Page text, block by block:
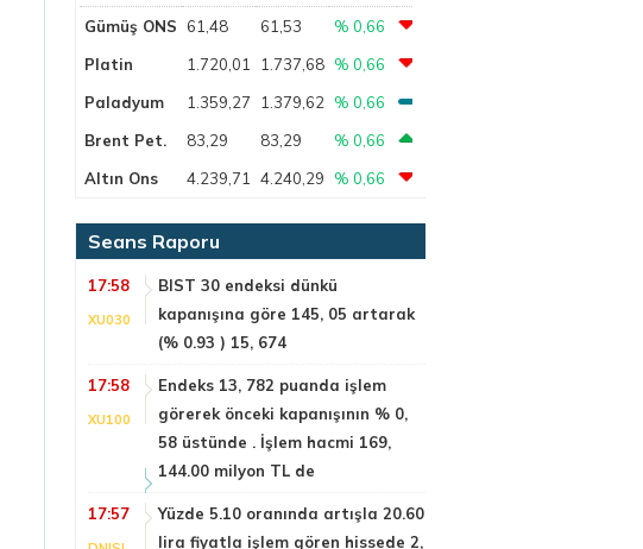
Gümüş ONS 61,48 61,53
% 0,66
Platin
1.720,01 1.737,68 % 0,66
Paladyum
1.359,27 1.379,62
% 0,66
Brent Pet.
83,29 83,29
% 0,66
Altın Ons
4.239,71 4.240,29 % 0,66
Seans Raporu
17:58
XU030
BIST 30 endeksi dünkü
kapanışına göre 145, 05 artarak
(% 0.93 ) 15, 674
17:58
XU100
Endeks 13, 782 puanda işlem
görerek önceki kapanışının % 0,
58 üstünde . İşlem hacmi 169,
144.00 milyon TL de
17:57
Yüzde 5.10 oranında artışla 20.60
lira fiyatla işlem gören hissede 2,